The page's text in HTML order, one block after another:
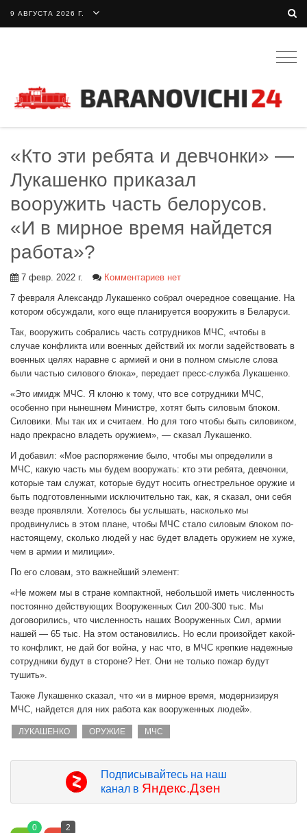
9 АВГУСТА 2026 Г.
«Кто эти ребята и девчонки» —
Лукашенко приказал
вооружить часть белорусов.
«И в мирное время найдется
работа»?
7 февр. 2022 г.
Комментариев нет
7 февраля Александр Лукашенко собрал очередное совещание. На
котором обсуждали, кого еще планируется вооружить в Беларуси.
Так, вооружить собрались часть сотрудников МЧС, «чтобы в
случае конфликта или военных действий их могли задействовать в
военных целях наравне с армией и они в полном смысле слова
были частью силового блока», передает пресс-служба Лукашенко.
«Это имидж МЧС. Я клоню к тому, что все сотрудники МЧС,
особенно при нынешнем Министре, хотят быть силовым блоком.
Силовики. Мы так их и считаем. Но для того чтобы быть силовиком,
надо прекрасно владеть оружием», — сказал Лукашенко.
И добавил: «Мое распоряжение было, чтобы мы определили в
МЧС, какую часть мы будем вооружать: кто эти ребята, девчонки,
которые там служат, которые будут носить огнестрельное оружие и
быть подготовленными исключительно так, как, я сказал, они себя
везде проявляли. Хотелось бы услышать, насколько мы
продвинулись в этом плане, чтобы МЧС стало силовым блоком по-
настоящему, сколько людей у нас будет владеть оружием не хуже,
чем в армии и милиции».
По его словам, это важнейший элемент:
«Не можем мы в стране компактной, небольшой иметь численность
постоянно действующих Вооруженных Сил 200-300 тыс. Мы
договорились, что численность наших Вооруженных Сил, армии
нашей — 65 тыс. На этом остановились. Но если произойдет какой-
то конфликт, не дай бог война, у нас что, в МЧС крепкие надежные
сотрудники будут в стороне? Нет. Они не только пожар будут
тушить».
Также Лукашенко сказал, что «и в мирное время, модернизируя
МЧС, найдется для них работа как вооруженных людей».
ЛУКАШЕНКО ОРУЖИЕ МЧС
Подписывайтесь на наш
канал в Яндекс.Дзен
0 2